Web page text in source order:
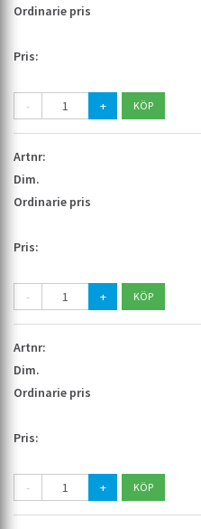
- +
- +
- +